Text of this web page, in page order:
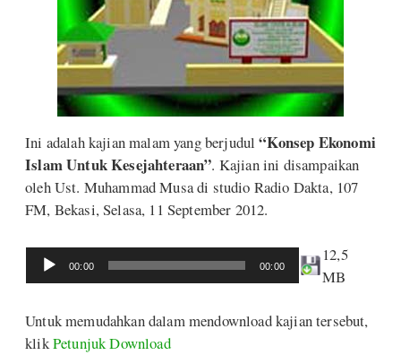
Ini adalah kajian malam yang berjudul“Konsep Ekonomi
Islam Untuk Kesejahteraan”. Kajian ini disampaikan
oleh Ust. Muhammad Musa di studio Radio Dakta, 107
FM, Bekasi, Selasa, 11 September 2012.
Audio
Player
00:00 00:00
12,5
MB
Untuk memudahkan dalam mendownload kajian tersebut,
klikPetunjuk Download